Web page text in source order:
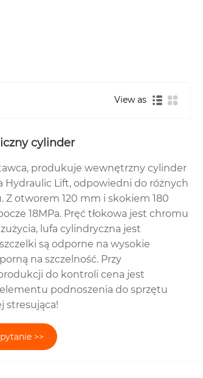
View as
cylinder
produkuje wewnętrzny cylinder
Hydraulic Lift, odpowiedni do różnych
Z otworem 120 mm i skokiem 180
18MPa. Pręć tłokowa jest chromu
lufa cylindryczna jest
są odporne na wysokie
na szczelność. Przy
do kontroli cena jest
podnoszenia do sprzętu
stresująca!
>>